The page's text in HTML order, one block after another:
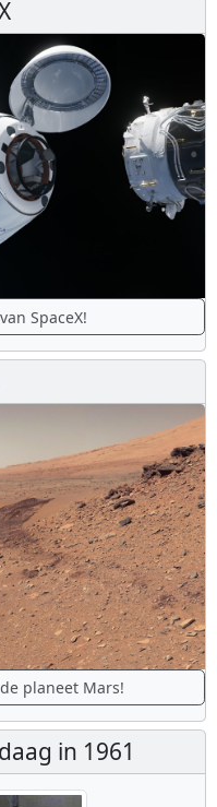
SpaceX!
planeet Mars!
in 1961